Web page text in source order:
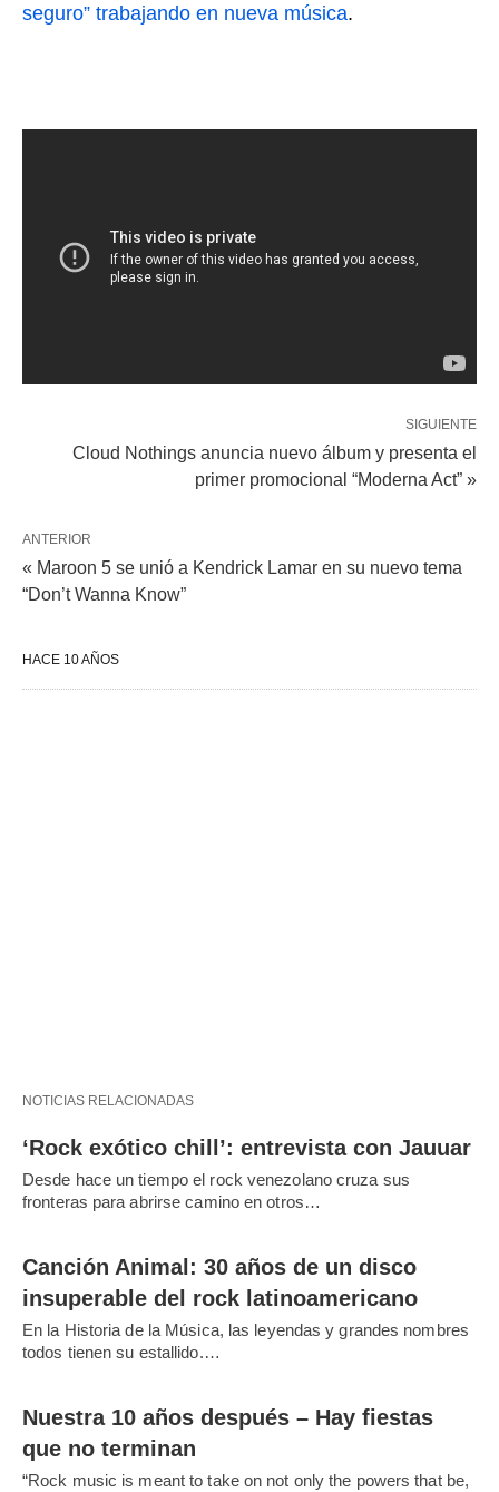
seguro” trabajando en nueva música.
SIGUIENTE
Cloud Nothings anuncia nuevo álbum y presenta el
primer promocional “Moderna Act” »
ANTERIOR
« Maroon 5 se unió a Kendrick Lamar en su nuevo tema
“Don’t Wanna Know”
HACE 10 AÑOS
NOTICIAS RELACIONADAS
‘Rock exótico chill’: entrevista con Jauuar
Desde hace un tiempo el rock venezolano cruza sus
fronteras para abrirse camino en otros…
Canción Animal: 30 años de un disco
insuperable del rock latinoamericano
En la Historia de la Música, las leyendas y grandes nombres
todos tienen su estallido.…
Nuestra 10 años después – Hay fiestas
que no terminan
“Rock music is meant to take on not only the powers that be,